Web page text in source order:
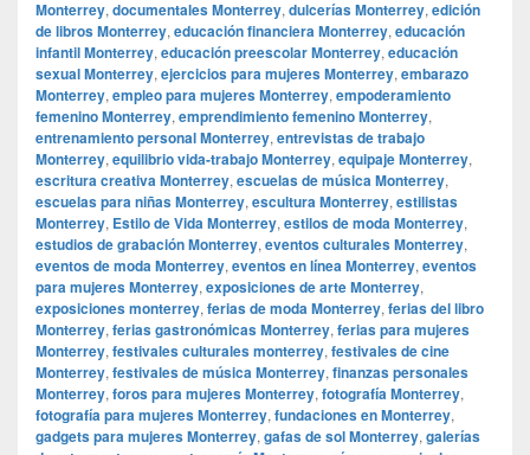
Monterrey, documentales Monterrey, dulcerías Monterrey, edición
de libros Monterrey, educación financiera Monterrey, educación
infantil Monterrey, educación preescolar Monterrey, educación
sexual Monterrey, ejercicios para mujeres Monterrey, embarazo
Monterrey, empleo para mujeres Monterrey, empoderamiento
femenino Monterrey, emprendimiento femenino Monterrey,
entrenamiento personal Monterrey, entrevistas de trabajo
Monterrey, equilibrio vida-trabajo Monterrey, equipaje Monterrey,
escritura creativa Monterrey, escuelas de música Monterrey,
escuelas para niñas Monterrey, escultura Monterrey, estilistas
Monterrey, Estilo de Vida Monterrey, estilos de moda Monterrey,
estudios de grabación Monterrey, eventos culturales Monterrey,
eventos de moda Monterrey, eventos en línea Monterrey, eventos
para mujeres Monterrey, exposiciones de arte Monterrey,
exposiciones monterrey, ferias de moda Monterrey, ferias del libro
Monterrey, ferias gastronómicas Monterrey, ferias para mujeres
Monterrey, festivales culturales monterrey, festivales de cine
Monterrey, festivales de música Monterrey, finanzas personales
Monterrey, foros para mujeres Monterrey, fotografía Monterrey,
fotografía para mujeres Monterrey, fundaciones en Monterrey,
gadgets para mujeres Monterrey, gafas de sol Monterrey, galerías